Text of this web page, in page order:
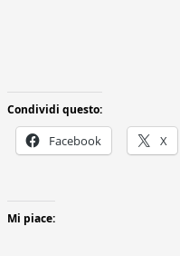
Condividi questo:
Facebook X
Mi piace: